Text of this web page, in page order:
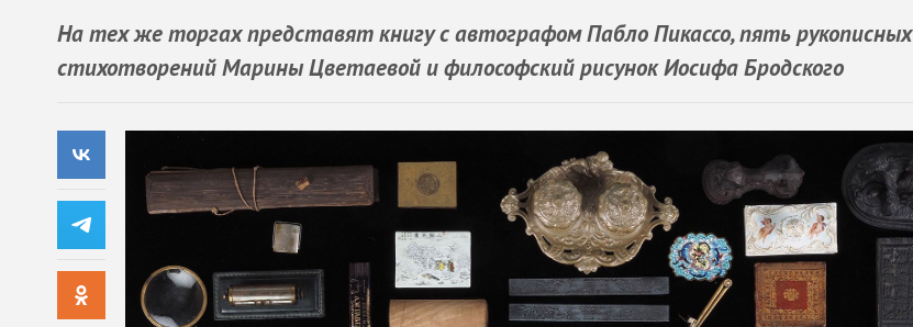
На тех же торгах представят книгу с автографом Пабло Пикассо, пять рукописных
стихотворений Марины Цветаевой и философский рисунок Иосифа Бродского